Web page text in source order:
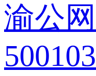
渝公